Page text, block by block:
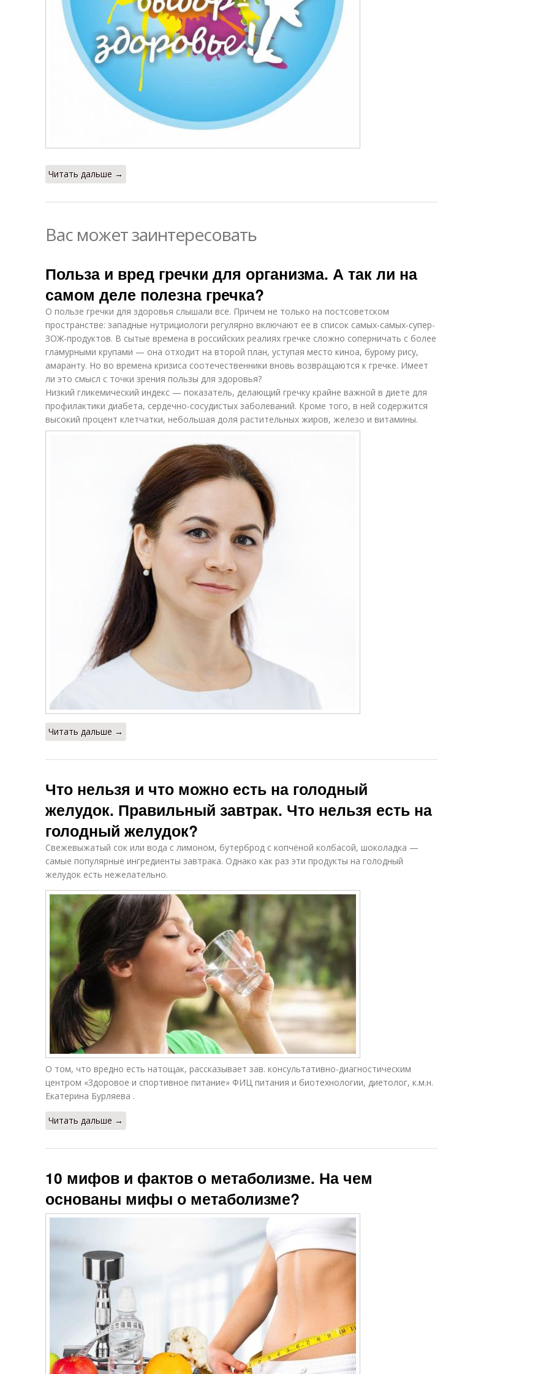
Читать дальше →
Вас может заинтересовать
Польза и вред гречки для организма. А так ли на
самом деле полезна гречка?
О пользе гречки для здоровья слышали все. Причем не только на постсоветском
пространстве: западные нутрициологи регулярно включают ее в список самых-самых-супер-
ЗОЖ-продуктов. В сытые времена в российских реалиях гречке сложно соперничать с более
гламурными крупами — она отходит на второй план, уступая место киноа, бурому рису,
амаранту. Но во времена кризиса соотечественники вновь возвращаются к гречке. Имеет
ли это смысл с точки зрения пользы для здоровья?
Низкий гликемический индекс — показатель, делающий гречку крайне важной в диете для
профилактики диабета, сердечно-сосудистых заболеваний. Кроме того, в ней содержится
высокий процент клетчатки, небольшая доля растительных жиров, железо и витамины.
Читать дальше →
Что нельзя и что можно есть на голодный
желудок. Правильный завтрак. Что нельзя есть на
голодный желудок?
Свежевыжатый сок или вода с лимоном, бутерброд с копчёной колбасой, шоколадка —
самые популярные ингредиенты завтрака. Однако как раз эти продукты на голодный
желудок есть нежелательно.
О том, что вредно есть натощак, рассказывает зав. консультативно-диагностическим
центром «Здоровое и спортивное питание» ФИЦ питания и биотехнологии, диетолог, к.м.н.
Екатерина Бурляева .
Читать дальше →
10 мифов и фактов о метаболизме. На чем
основаны мифы о метаболизме?